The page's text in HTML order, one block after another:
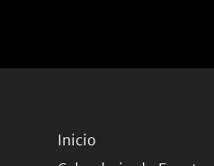
Inicio